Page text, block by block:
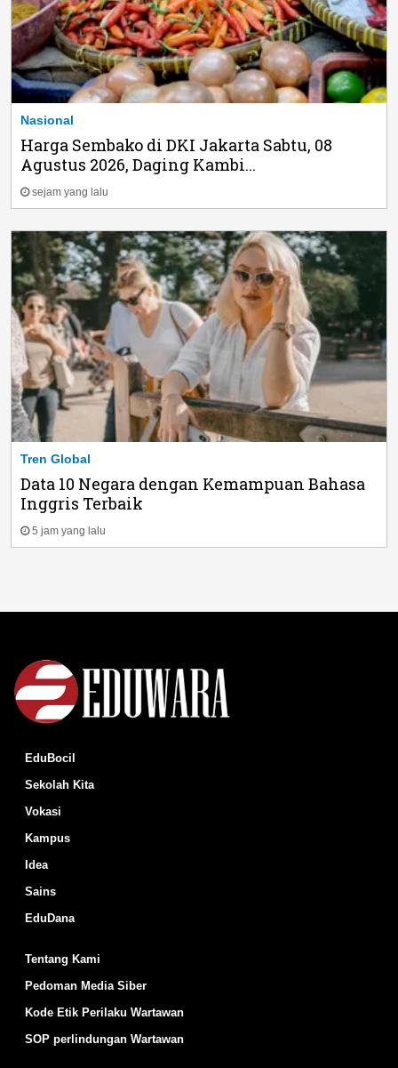
Nasional
Harga Sembako di DKI Jakarta Sabtu, 08
Agustus 2026, Daging Kambi...
sejam yang lalu
Tren Global
Data 10 Negara dengan Kemampuan Bahasa
Inggris Terbaik
5 jam yang lalu
EduBocil
Sekolah Kita
Vokasi
Kampus
Idea
Sains
EduDana
Tentang Kami
Pedoman Media Siber
Kode Etik Perilaku Wartawan
SOP perlindungan Wartawan